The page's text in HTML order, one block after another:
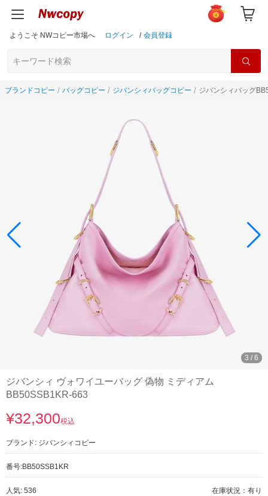
ようこそ NWコピー市場へ ログイン / 会員登録
ブランドコピー バッグコピー ジバンシィバッグコピー ジバンシィバッグ
3 / 6
ジバンシィ ヴォワイユーバッグ 偽物 ミディアム
BB50SSB1KR-663
¥32,300税込
ブランド: ジバンシィコピー
番号:BB50SSB1KR
人気: 536 在庫状況：有り